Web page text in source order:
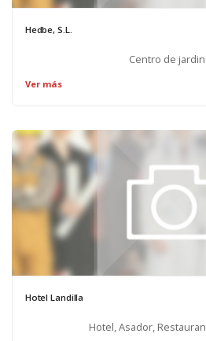
Hedbe, S.L.
Centro de
Ver más
Hotel Landilla
Hotel, Asador,